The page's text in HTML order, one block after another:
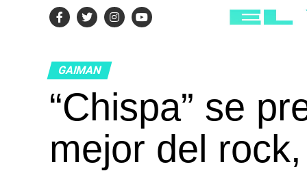
GAIMAN
“Chispa” se
mejor del